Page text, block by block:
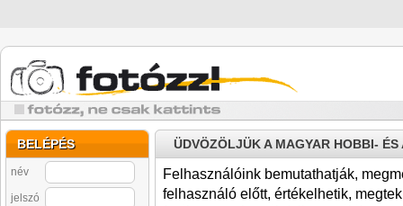
BELÉPÉS
név
jelszó
ÜDVÖZÖLJÜK A MAGYAR HOBBI-
Felhasználóink bemutathatják,
felhasználó előtt, értékelhetik,